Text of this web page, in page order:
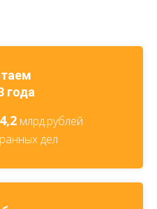
года
4,2 млрд.рублей
дел